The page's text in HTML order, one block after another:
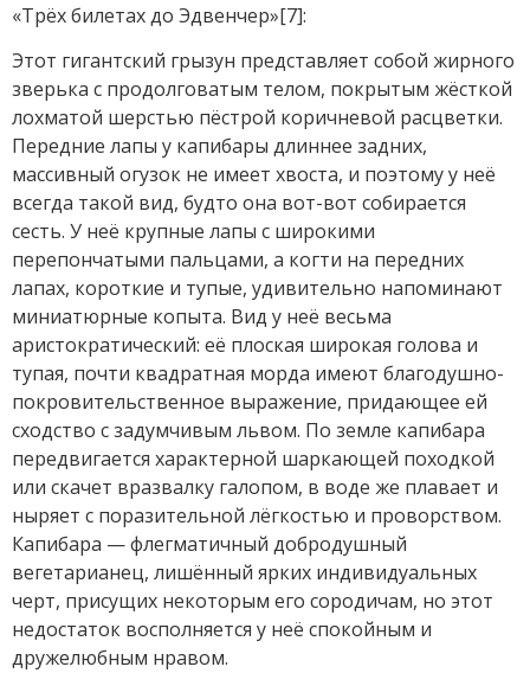
«Трёх билетах до Эдвенчер»[7]:
Этот гигантский грызун представляет собой жирного
зверька с продолговатым телом, покрытым жёсткой
лохматой шерстью пёстрой коричневой расцветки.
Передние лапы у капибары длиннее задних,
массивный огузок не имеет хвоста, и поэтому у неё
всегда такой вид, будто она вот-вот собирается
сесть. У неё крупные лапы с широкими
перепончатыми пальцами, а когти на передних
лапах, короткие и тупые, удивительно напоминают
миниатюрные копыта. Вид у неё весьма
аристократический: её плоская широкая голова и
тупая, почти квадратная морда имеют благодушно-
покровительственное выражение, придающее ей
сходство с задумчивым львом. По земле капибара
передвигается характерной шаркающей походкой
или скачет вразвалку галопом, в воде же плавает и
ныряет с поразительной лёгкостью и проворством.
Капибара — флегматичный добродушный
вегетарианец, лишённый ярких индивидуальных
черт, присущих некоторым его сородичам, но этот
недостаток восполняется у неё спокойным и
дружелюбным нравом.